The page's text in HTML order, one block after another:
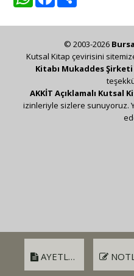
AYETLER
© 2003-2026
Kutsal Kitap çevirisini
Kitabı Mukaddes Şirketi
AKKİT Açıklamalı Kutsal
izinleriyle sizlere sunuyoruz.